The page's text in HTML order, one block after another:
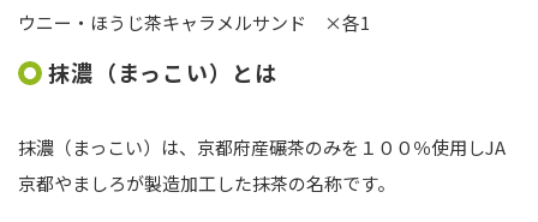
ウニー・ほうじ茶キャラメルサンド ×各1
抹濃（まっこい）とは
抹濃（まっこい）は、京都府産碾茶のみを１００％使用しJA
京都やましろが製造加工した抹茶の名称です。